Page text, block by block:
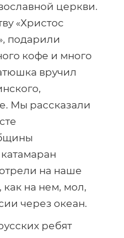
церкви.
«Христос
подарили
кофе и много
вручил
Мы рассказали
на наше
как на нем, мол,
через океан.
ребят